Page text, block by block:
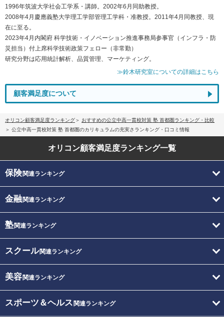
1996年筑波大学社会工学系・講師。2002年6月同助教授。
2008年4月慶應義塾大学理工学部管理工学科・准教授。2011年4月同教授、現
在に至る。
2023年4月内閣府 科学技術・イノベーション推進事務局参事官（インフラ・防
災担当）付上席科学技術政策フェロー（非常勤）
研究分野は応用統計解析、品質管理、マーケティング。
≫鈴木研究室についての詳細はこちら
顧客満足度について
オリコン顧客満足度ランキング
おすすめの公立中高一貫校対策 塾 首都圏ランキング・比較
公立中高一貫校対策 塾 首都圏のカリキュラムの充実さランキング・口コミ情報
オリコン顧客満足度ランキング一覧
保険関連ランキング
金融関連ランキング
塾関連ランキング
スクール関連ランキング
美容関連ランキング
スポーツ＆ヘルス 関連ランキング